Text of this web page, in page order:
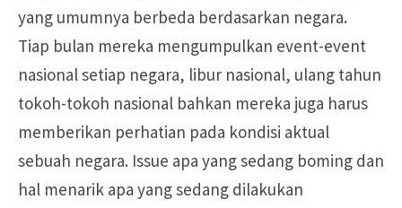
yang umumnya berbeda berdasarkan negara.
Tiap bulan mereka mengumpulkan event-event
nasional setiap negara, libur nasional, ulang tahun
tokoh-tokoh nasional bahkan mereka juga harus
memberikan perhatian pada kondisi aktual
sebuah negara. Issue apa yang sedang boming dan
hal menarik apa yang sedang dilakukan